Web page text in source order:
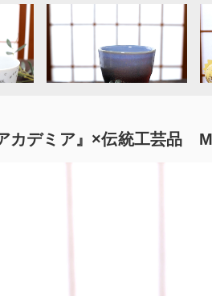
アカデミア』×伝統工芸